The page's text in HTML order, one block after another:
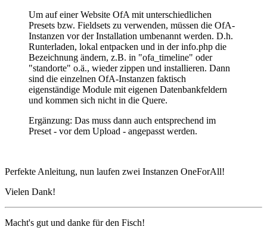
Um auf einer Website OfA mit unterschiedlichen
Presets bzw. Fieldsets zu verwenden, müssen die OfA-
Instanzen vor der Installation umbenannt werden. D.h.
Runterladen, lokal entpacken und in der info.php die
Bezeichnung ändern, z.B. in "ofa_timeline" oder
"standorte" o.ä., wieder zippen und installieren. Dann
sind die einzelnen OfA-Instanzen faktisch
eigenständige Module mit eigenen Datenbankfeldern
und kommen sich nicht in die Quere.
Ergänzung: Das muss dann auch entsprechend im
Preset - vor dem Upload - angepasst werden.
Perfekte Anleitung, nun laufen zwei Instanzen OneForAll!
Vielen Dank!
Macht's gut und danke für den Fisch!